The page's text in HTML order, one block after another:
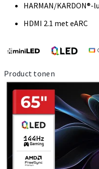
HARMAN/KARDON®-
HDMI 2.1 met eARC
Product tonen